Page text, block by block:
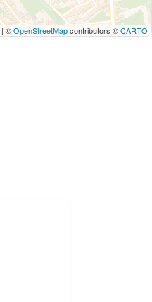
| ©OpenStreetMapcontributors ©CARTO